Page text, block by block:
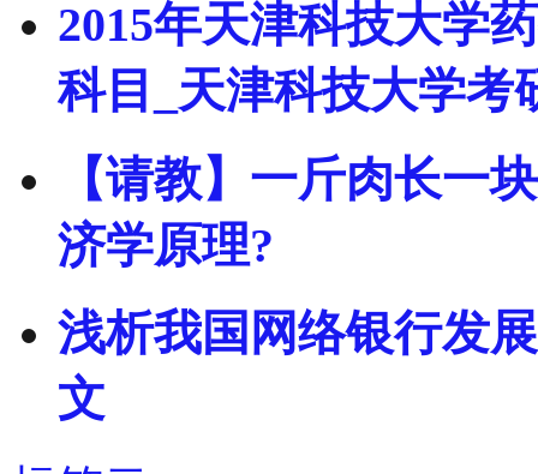
2015年天津科技大学
科目_天津科技大学考
【请教】一斤肉长一
济学原理?
浅析我国网络银行发
文